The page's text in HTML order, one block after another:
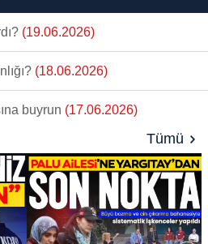
(19.06.2026)
(18.06.2026)
buyrun (17.06.2026)
Tümü